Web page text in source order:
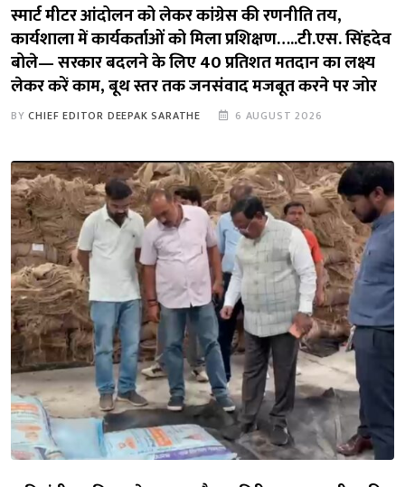
स्मार्ट मीटर आंदोलन को लेकर कांग्रेस की रणनीति तय,
कार्यशाला में कार्यकर्ताओं को मिला प्रशिक्षण…..टी.एस. सिंहदेव
बोले— सरकार बदलने के लिए 40 प्रतिशत मतदान का लक्ष्य
लेकर करें काम, बूथ स्तर तक जनसंवाद मजबूत करने पर जोर
BYCHIEF EDITOR DEEPAK SARATHE 6 AUGUST 2026